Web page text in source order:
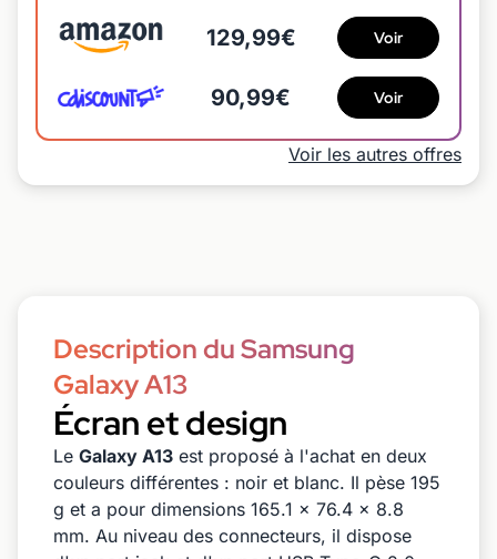
129,99€ Voir
90,99€ Voir
Voir les autres offres
Description du Samsung
Galaxy A13
Écran et design
Le Galaxy A13 est proposé à l'achat en deux
couleurs différentes : noir et blanc. Il pèse 195
g et a pour dimensions 165.1 x 76.4 x 8.8
mm. Au niveau des connecteurs, il dispose